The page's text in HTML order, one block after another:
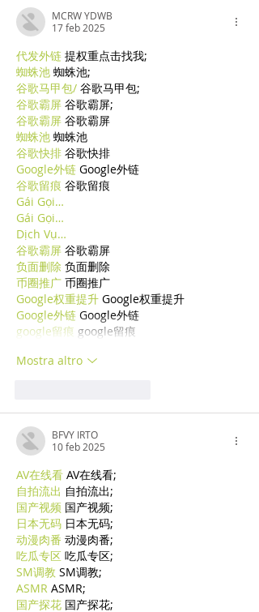
MCRW YDWB
17 feb 2025
代发外链 提权重点击找我;
蜘蛛池 蜘蛛池;
谷歌马甲包/ 谷歌马甲包;
谷歌霸屏 谷歌霸屏;
谷歌霸屏 谷歌霸屏
蜘蛛池 蜘蛛池
谷歌快排 谷歌快排
Google外链 Google外链
谷歌留痕 谷歌留痕
Gái Gọi…
Gái Gọi…
Dịch Vụ…
谷歌霸屏 谷歌霸屏
负面删除 负面删除
币圈推广 币圈推广
Google权重提升 Google权重提升
Google外链 Google外链
google留痕 google留痕
Mostra altro
BFVY IRTO
10 feb 2025
AV在线看 AV在线看;
自拍流出 自拍流出;
国产视频 国产视频;
日本无码 日本无码;
动漫肉番 动漫肉番;
吃瓜专区 吃瓜专区;
SM调教 SM调教;
ASMR ASMR;
国产探花 国产探花;